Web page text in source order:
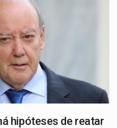
hipóteses de reatar